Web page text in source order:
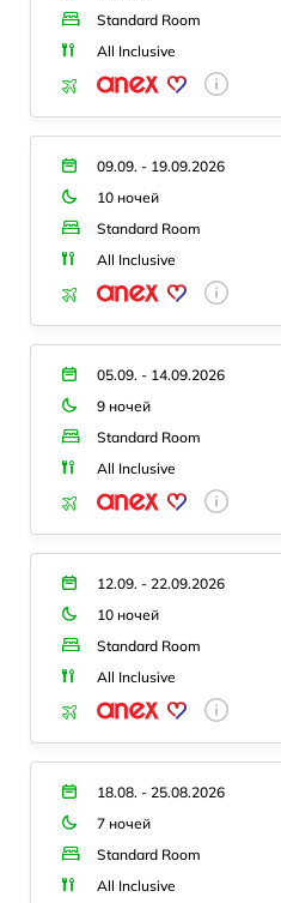
Standard Room
All Inclusive
09.09. - 19.09.2026
10 ночей
Standard Room
All Inclusive
05.09. - 14.09.2026
9 ночей
Standard Room
All Inclusive
12.09. - 22.09.2026
10 ночей
Standard Room
All Inclusive
18.08. - 25.08.2026
7 ночей
Standard Room
All Inclusive